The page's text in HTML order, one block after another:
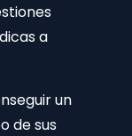
a
un
de sus